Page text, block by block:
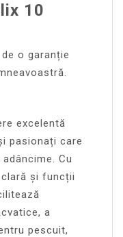
10
o garanție
excelentă
pasionați care
Cu
și funcții
a
pescuit,